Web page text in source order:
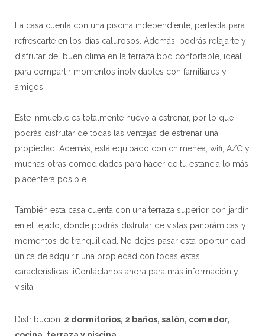
La casa cuenta con una piscina independiente, perfecta para
refrescarte en los días calurosos. Además, podrás relajarte y
disfrutar del buen clima en la terraza bbq confortable, ideal
para compartir momentos inolvidables con familiares y
amigos.
Este inmueble es totalmente nuevo a estrenar, por lo que
podrás disfrutar de todas las ventajas de estrenar una
propiedad. Además, está equipado con chimenea, wifi, A/C y
muchas otras comodidades para hacer de tu estancia lo más
placentera posible.
También esta casa cuenta con una terraza superior con jardín
en el tejado, donde podrás disfrutar de vistas panorámicas y
momentos de tranquilidad. No dejes pasar esta oportunidad
única de adquirir una propiedad con todas estas
características. ¡Contáctanos ahora para más información y
visita!
Distribución: 2 dormitorios, 2 baños, salón, comedor,